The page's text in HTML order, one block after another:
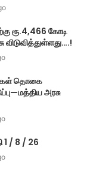
ரூ.4,466 கோடி
விடுவித்துள்ளது….!
தொகை
அரசு
1 / 8 / 26